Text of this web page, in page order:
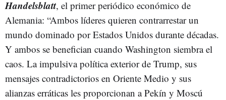
Handelsblatt, el primer periódico económico de
Alemania: “Ambos líderes quieren contrarrestar un
mundo dominado por Estados Unidos durante décadas.
Y ambos se benefician cuando Washington siembra el
caos. La impulsiva política exterior de Trump, sus
mensajes contradictorios en Oriente Medio y sus
alianzas erráticas les proporcionan a Pekín y Moscú